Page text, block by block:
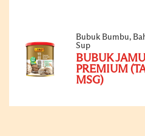
Bubuk Bumbu,
Sup
BUBUK
PREMIUM
MSG)